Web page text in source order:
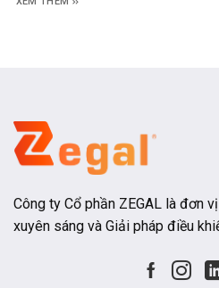
Công ty Cổ phần ZEGAL là đơn
xuyên sáng và Giải pháp điều